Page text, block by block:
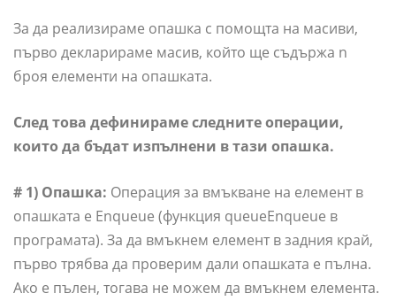
За да реализираме опашка с помощта на масиви,
първо декларираме масив, който ще съдържа n
броя елементи на опашката.
След това дефинираме следните операции,
които да бъдат изпълнени в тази опашка.
# 1) Опашка: Операция за вмъкване на елемент в
опашката е Enqueue (функция queueEnqueue в
програмата). За да вмъкнем елемент в задния край,
първо трябва да проверим дали опашката е пълна.
Ако е пълен, тогава не можем да вмъкнем елемента.